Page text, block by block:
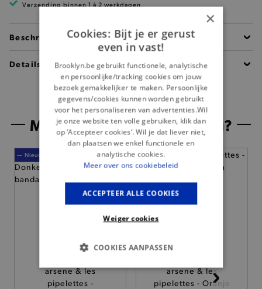
Verzending binnen 1 à 2 werkdagen
Beschrijving
Details
Misschien is dit iets voor jou?
— Nieuw
arsene & les
pipelettes -
— Nieuw
arsene & les
pipelettes - Oranje
×
Cookies: Bijt je er gerust
even in vast!
Brooklyn.be gebruikt functionele, analytische
en persoonlijke/tracking cookies om jouw
bezoek gemakkelijker te maken. Persoonlijke
gegevens/cookies kunnen worden gebruikt
voor het personaliseren van advertenties.Wil
je onze website ten volle gebruiken, klik dan
op ‘Accepteer cookies’. Wil je dat liever niet,
dan plaatsen we enkel functionele en
analytische cookies.
Meer over ons cookiebeleid
ACCEPTEER ALLE COOKIES
Weiger cookies
COOKIES AANPASSEN
BASIS COOKIES